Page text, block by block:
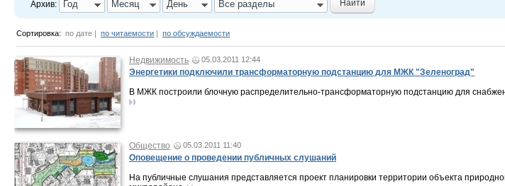
Архив: Год Месяц День Все разделы Найти
Сортировка: по дате | по читаемости | по обсуждаемости
Недвижимость 05.03.2011 12:44
Энергетики подключили трансформаторную подстанцию для МЖК "Зеленоград"
В МЖК построили блочную распределительно-трансформаторную подстанцию для
Общество 05.03.2011 11:40
Оповещение о проведении публичных слушаний
На публичные слушания представляется проект планировки территории объекта